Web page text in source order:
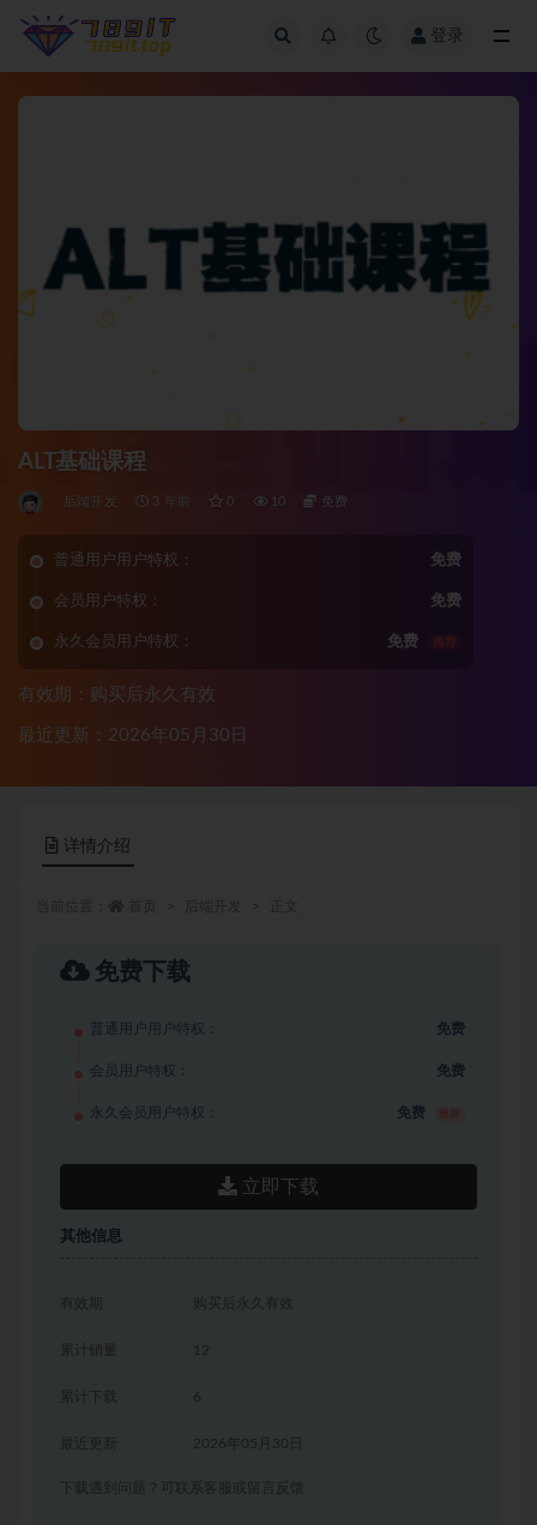
登录
ALT基础课程
后端开发 3 年前 0 10 免费
普通用户用户特权： 免费
会员用户特权： 免费
永久会员用户特权： 免费 推荐
有效期：购买后永久有效
最近更新：2026年05月30日
详情介绍
免费下载
普通用户用户特权： 免费
会员用户特权： 免费
永久会员用户特权： 免费
立即下载
其他信息
有效期 购买后永久有效
累计销量 12
累计下载 6
2026年05月30日
下载遇到问题？可联系客服或留言反馈